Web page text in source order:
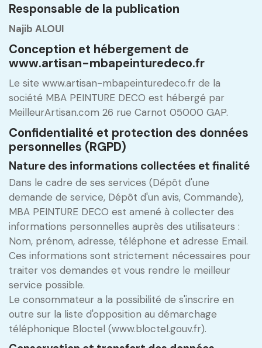
Responsable de la publication
Najib ALOUI
Conception et hébergement de
www.artisan-mbapeinturedeco.fr
Le site www.artisan-mbapeinturedeco.fr de la
société MBA PEINTURE DECO est hébergé par
MeilleurArtisan.com 26 rue Carnot 05000 GAP.
Confidentialité et protection des données
personnelles (RGPD)
Nature des informations collectées et finalité
Dans le cadre de ses services (Dépôt d'une
demande de service, Dépôt d'un avis, Commande),
MBA PEINTURE DECO est amené à collecter des
informations personnelles auprès des utilisateurs :
Nom, prénom, adresse, téléphone et adresse Email.
Ces informations sont strictement nécessaires pour
traiter vos demandes et vous rendre le meilleur
service possible.
Le consommateur a la possibilité de s'inscrire en
outre sur la liste d'opposition au démarchage
téléphonique Bloctel (www.bloctel.gouv.fr).